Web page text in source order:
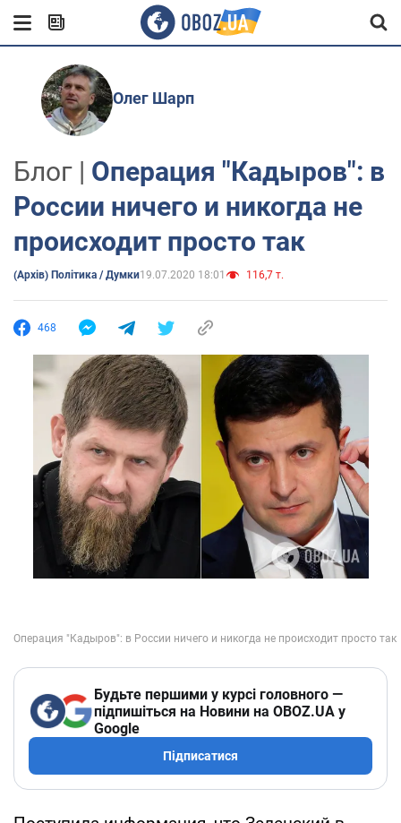
Олег Шарп
Блог | Операция "Кадыров": в
России ничего и никогда не
происходит просто так
(Архів) Політика / Думки19.07.2020 18:01 116,7 т.
468
Будьте першими у курсі головного —
підпишіться на Новини на OBOZ.UA у
Google
Підписатися